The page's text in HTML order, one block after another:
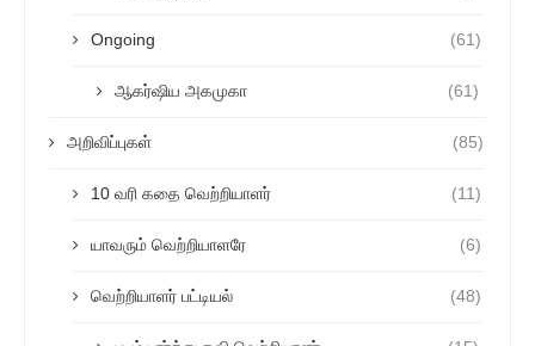
Ongoing (61)
ஆகர்ஷிய அகமுகா (61)
அறிவிப்புகள் (85)
10 வரி கதை வெற்றியாளர் (11)
யாவரும் வெற்றியாளரே (6)
வெற்றியாளர் பட்டியல் (48)